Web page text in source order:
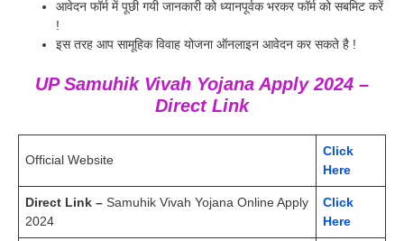
आवेदन फॉर्म में पूछी गयी जानकारी को ध्यानपूर्वक भरकर फॉर्म को सबमिट करें
!
इस तरह आप सामूहिक विवाह योजना ऑनलाइन आवेदन कर सकते है !
UP Samuhik Vivah Yojana Apply 2024 –
Direct Link
Official Website
Click
Here
Direct Link – Samuhik Vivah Yojana Online Apply
2024
Click
Here